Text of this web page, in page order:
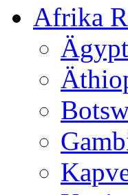
Afrika